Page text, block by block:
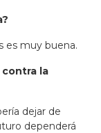
es muy buena.
contra la
dejar de
dependerá